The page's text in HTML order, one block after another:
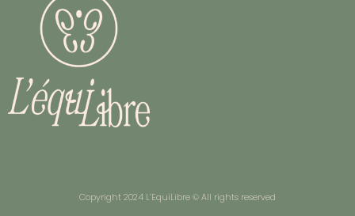
Copyright 2024 L’EquiLibre © All rights reserved